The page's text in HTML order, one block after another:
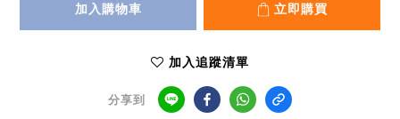
加入購物車 立即購買
加入追蹤清單
分享到